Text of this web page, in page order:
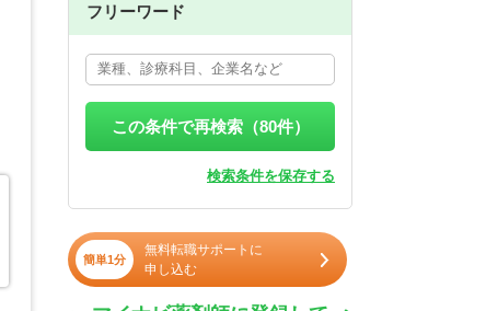
フリーワード
この条件で再検索（80件）
検索条件を保存する
簡単1分
無料転職サポートに
申し込む